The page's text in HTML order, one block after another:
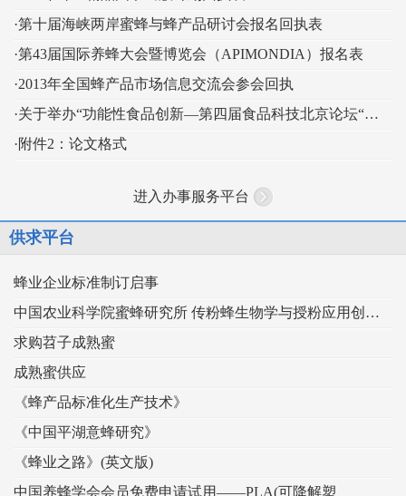
·第十届海峡两岸蜜蜂与蜂产品研讨会报名回执表
·第43届国际养蜂大会暨博览会（APIMONDIA）报名表
·2013年全国蜂产品市场信息交流会参会回执
·关于举办“功能性食品创新—第四届食品科技北京论坛“的通知
·附件2：论文格式
进入办事服务平台
供求平台
蜂业企业标准制订启事
中国农业科学院蜜蜂研究所 传粉蜂生物学与授粉应用创新团队
求购苕子成熟蜜
成熟蜜供应
《蜂产品标准化生产技术》
《中国平湖意蜂研究》
《蜂业之路》(英文版)
中国养蜂学会会员免费申请试用——PLA(可降解塑